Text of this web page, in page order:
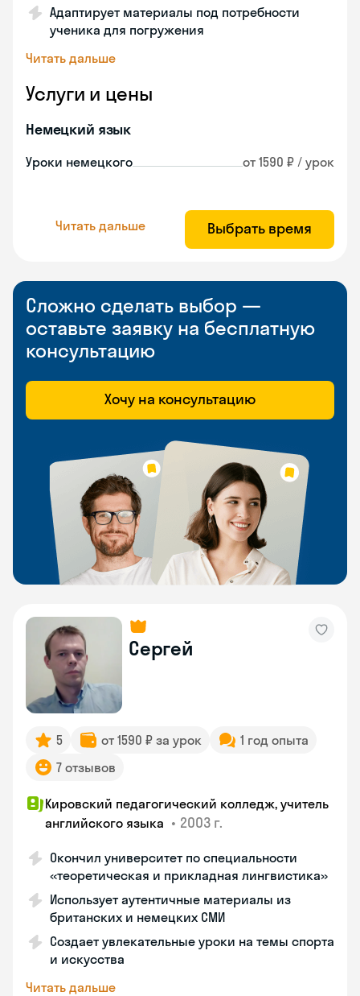
Адаптирует материалы под потребности
ученика для погружения
Читать дальше
Услуги и цены
Немецкий язык
Уроки немецкого от 1590 ₽ / урок
Читать дальше Выбрать время
Сложно сделать выбор —
оставьте заявку на бесплатную
консультацию
Хочу на консультацию
Сергей
5 от 1590 ₽ за урок
1 год опыта
7 отзывов
Кировский педагогический колледж, учитель
английского языка • 2003 г.
Окончил университет по специальности
«теоретическая и прикладная лингвистика»
Использует аутентичные материалы из
британских и немецких СМИ
Создает увлекательные уроки на темы спорта
и искусства
Читать дальше